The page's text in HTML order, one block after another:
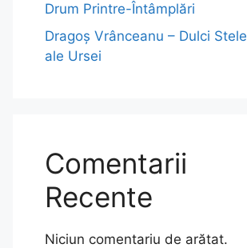
Drum Printre-Întâmplări
Dragoş Vrânceanu – Dulci Stele
ale Ursei
Comentarii
Recente
Niciun comentariu de arătat.